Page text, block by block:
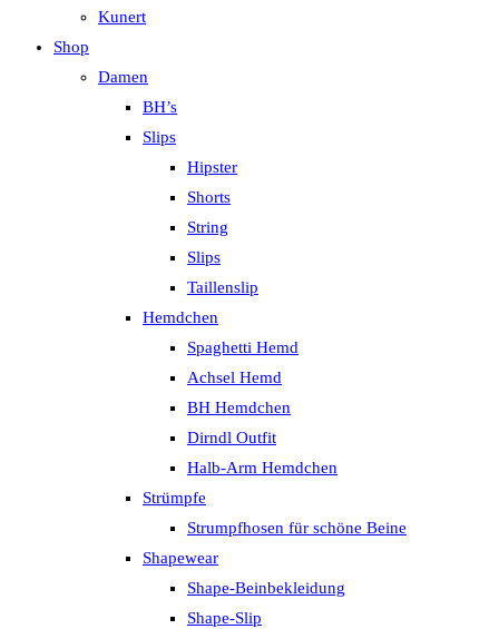
Kunert
Shop
Damen
BH’s
Slips
Hipster
Shorts
String
Slips
Taillenslip
Hemdchen
Spaghetti Hemd
Achsel Hemd
BH Hemdchen
Dirndl Outfit
Halb-Arm Hemdchen
Strümpfe
Strumpfhosen für schöne Beine
Shapewear
Shape-Beinbekleidung
Shape-Slip